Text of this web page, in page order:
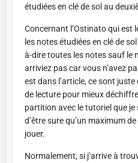
étudiées en clé de sol au
Concernant l’Ostinato qui est
les notes étudiées en clé de
à-dire toutes les notes sauf le
arriviez pas car vous n’avez
est dans l’article, ce sont
de lecture pour mieux
partition avec le tutoriel que
d’être sure qu’un maximum
jouer.
Normalement, si j’arrive à